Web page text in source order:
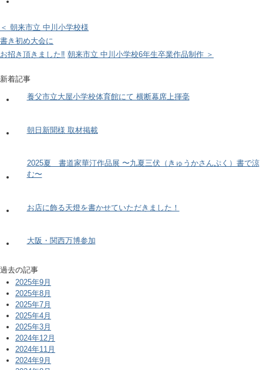
＜ 朝来市立 中川小学校様
書き初め大会に
お招き頂きました‼ 朝来市立 中川小学校6年生卒業作品制作 ＞
新着記事
養父市立大屋小学校体育館にて 横断幕席上揮毫
朝日新聞様 取材掲載
2025夏 書道家華汀作品展 〜九夏三伏（きゅうかさんぷく）書で涼
む〜
お店に飾る天燈を書かせていただきました！
大阪・関西万博参加
過去の記事
2025年9月
2025年8月
2025年7月
2025年4月
2025年3月
2024年12月
2024年11月
2024年9月